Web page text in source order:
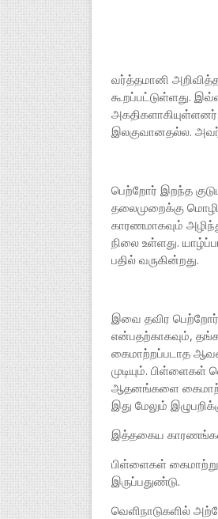
வர்த்தமானி
கூறப்பட்டுள்ளது.
இலகுவானதல்ல.
பெற்றோர் இறந்த
தலைமுறைக்கு
காரணமாகவும்
நிலை உள்ளது.
பதில் வருகின்றது.
இவை தவிர
என்பதற்காகவும்,
கைமாற்றப்படாத
முடியும்.
ஆதனங்களை
இது மேலும்
இத்தகைய
பிள்ளைகள்
இருப்பதுண்டு.
வெளிநாடுகளில்